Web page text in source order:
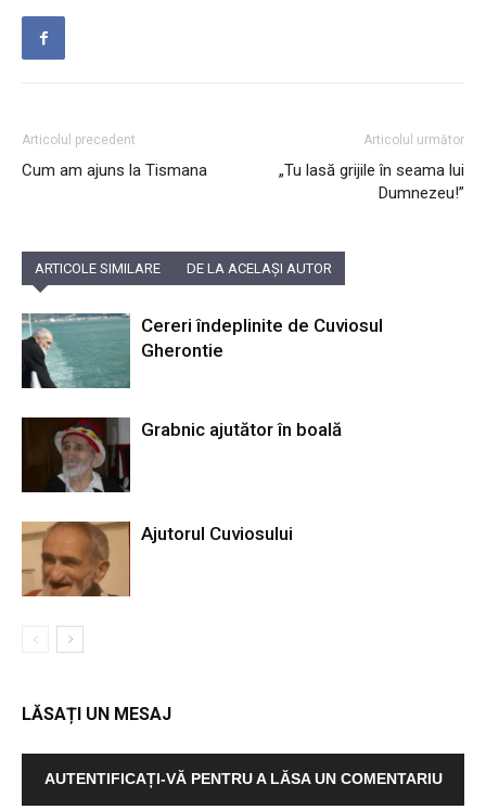
Articolul precedent
Cum am ajuns la Tismana
Articolul următor
„Tu lasă grijile în seama lui
Dumnezeu!”
ARTICOLE SIMILARE DE LA ACELAȘI AUTOR
Cereri îndeplinite de Cuviosul
Gherontie
Grabnic ajutător în boală
Ajutorul Cuviosului
LĂSAȚI UN MESAJ
AUTENTIFICAȚI-VĂ PENTRU A LĂSA UN COMENTARIU